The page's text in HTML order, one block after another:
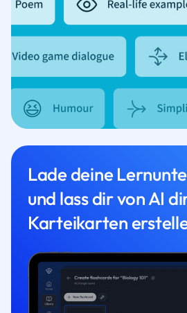
Lade deine
und lass dir von AI
Karteikarten